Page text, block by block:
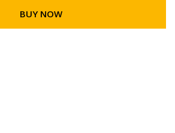
BUY NOW